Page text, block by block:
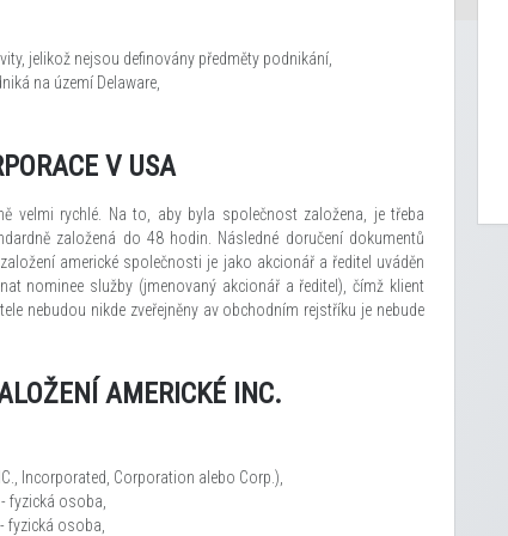
jelikož nejsou definovány předměty podnikání,
na území Delaware,
V USA
velmi rychlé. Na to, aby byla společnost založena, je třeba
založená do 48 hodin. Následné doručení dokumentů
americké společnosti je jako akcionář a ředitel uváděn
nominee služby (jmenovaný akcionář a ředitel), čímž klient
nebudou nikde zveřejněny av obchodním rejstříku je nebude
AMERICKÉ INC.
Incorporated, Corporation alebo Corp.),
fyzická osoba,
fyzická osoba,